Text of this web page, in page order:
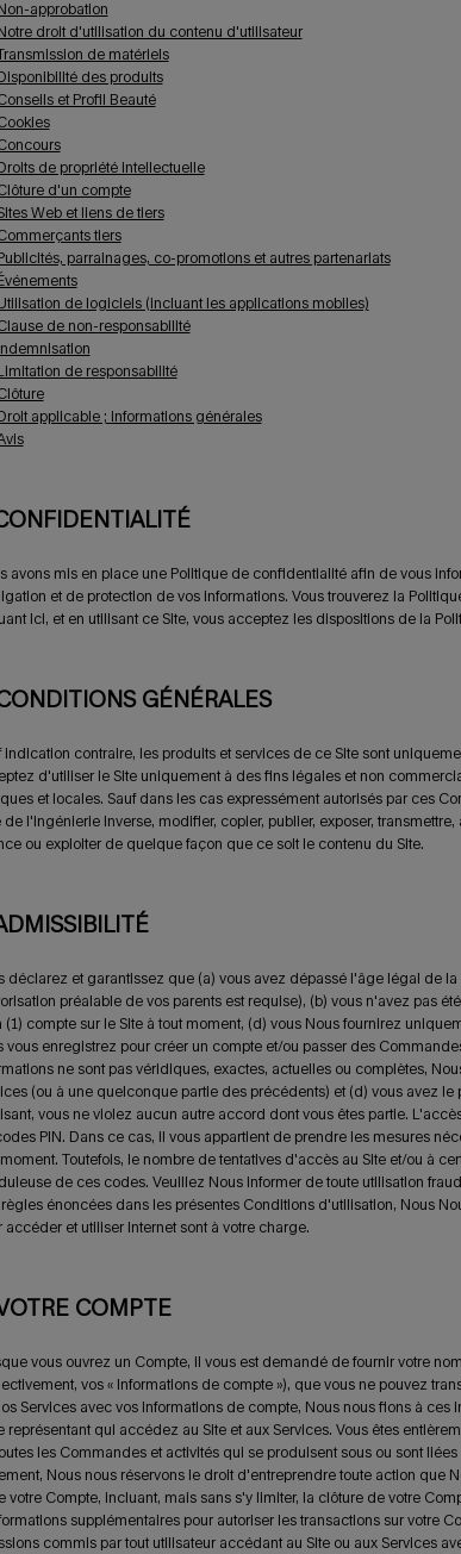
approbation
droit d'utilisation du contenu d'utilisateur
de matériels
des produits
et Profil Beauté
de propriété intellectuelle
d'un compte
Web et liens de tiers
tiers
parrainages, co-promotions et autres partenariats
de logiciels (incluant les applications mobiles)
de non-responsabilité
de responsabilité
applicable ; informations générales
avons mis en place une Politique de confidentialité afin de vous
et de protection de vos informations. Vous trouverez la
Ici, et en utilisant ce Site, vous acceptez les dispositions de la
GÉNÉRALES
indication contraire, les produits et services de ce Site sont
d'utiliser le Site uniquement à des fins légales et non
et locales. Sauf dans les cas expressément autorisés par ces
de l'ingénierie inverse, modifier, copier, publier, exposer, transmettre,
ou exploiter de quelque façon que ce soit le contenu du Site.
déclarez et garantissez que (a) vous avez dépassé l'âge légal de
préalable de vos parents est requise), (b) vous n'avez pas
(1) compte sur le Site à tout moment, (d) vous Nous fournirez
vous enregistrez pour créer un compte et/ou passer des
ne sont pas véridiques, exactes, actuelles ou complètes,
(ou à une quelconque partie des précédents) et (d) vous avez
vous ne violez aucun autre accord dont vous êtes partie.
PIN. Dans ce cas, il vous appartient de prendre les mesures
Toutefois, le nombre de tentatives d'accès au Site et/ou à
de ces codes. Veuillez Nous informer de toute utilisation
énoncées dans les présentes Conditions d'utilisation, Nous
accéder et utiliser Internet sont à votre charge.
COMPTE
vous ouvrez un Compte, il vous est demandé de fournir votre
vos « Informations de compte »), que vous ne pouvez
Services avec vos Informations de compte, Nous nous fions à
représentant qui accédez au Site et aux Services. Vous êtes
les Commandes et activités qui se produisent sous ou sont
Nous nous réservons le droit d'entreprendre toute action que
votre Compte, incluant, mais sans s'y limiter, la clôture de votre
supplémentaires pour autoriser les transactions sur votre
commis par tout utilisateur accédant au Site ou aux Services